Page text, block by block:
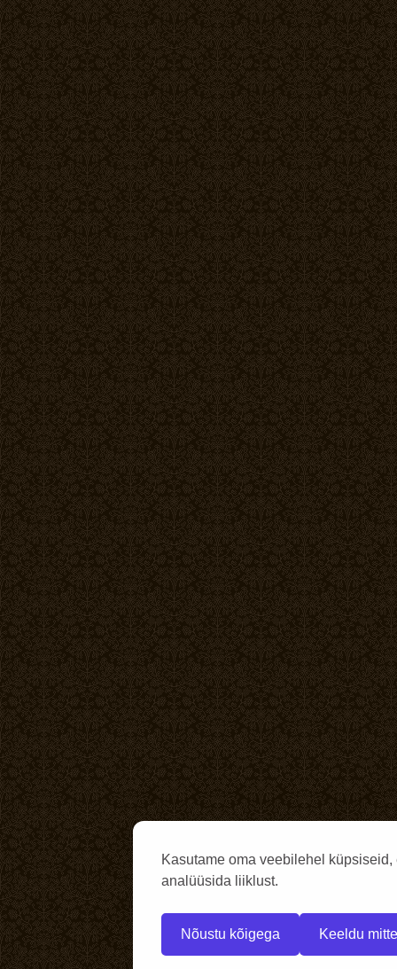
Kasutame oma veebilehel
analüüsida liiklust.
Nõustu kõigega Keeldu